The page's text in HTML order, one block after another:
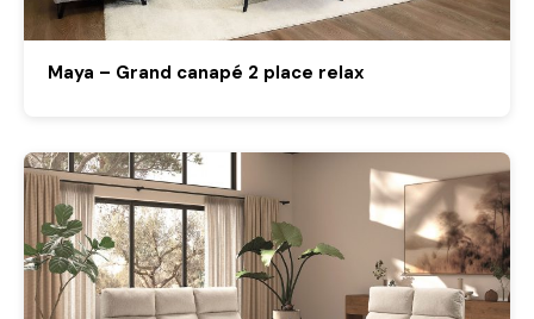
Maya – Grand canapé 2 place relax